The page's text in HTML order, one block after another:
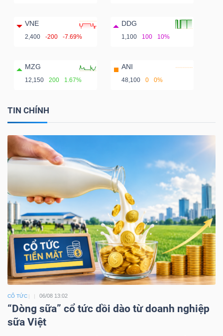
VNE
2,400 -200 -7.69%
DDG
1,100 100 10%
MZG
12,150 200 1.67%
ANI
48,100 0 0%
TIN CHÍNH
CỔ TỨC 06/08 13:02
“Dòng sữa” cổ tức dồi dào từ doanh nghiệp
sữa Việt